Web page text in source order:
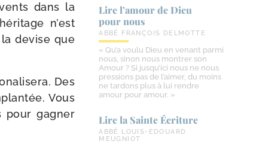
dans la
n’est
la devise que
Des
Vous
pour gagner
Lire l’amour de Dieu
pour nous
ABBÉ FRANÇOIS DELMOTTE
« Qu’a voulu Dieu en venant parmi
nous, sinon nous montrer son
Amour ? Si jusqu’ici nous ne nous
pressions pas de l’aimer, du moins
ne tardons plus à lui rendre
amour pour amour. »
Lire la Sainte Écriture
ABBÉ LOUIS-EDOUARD
MEUGNIOT